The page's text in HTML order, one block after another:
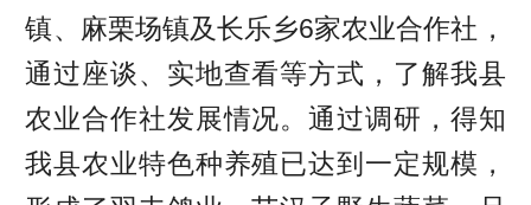
镇、麻栗场镇及长乐乡6家农业合作社，
通过座谈、实地查看等方式，了解我县
农业合作社发展情况。通过调研，得知
我县农业特色种养殖已达到一定规模，